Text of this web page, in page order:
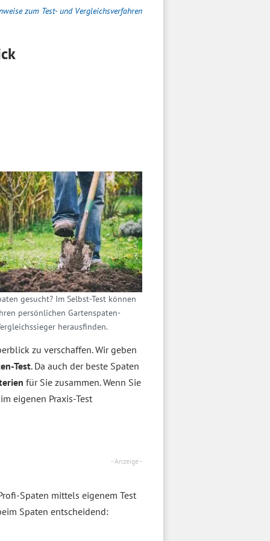
zum Test- und Vergleichsverfahren
gesucht? Im Selbst-Test können
persönlichen Gartenspaten-
herausfinden.
zu verschaffen. Wir geben
Test. Da auch der beste Spaten
für Sie zusammen. Wenn Sie
eigenen Praxis-Test
- Anzeige -
Spaten mittels eigenem Test
Spaten entscheidend: